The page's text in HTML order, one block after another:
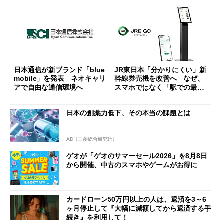
日本通信が新ブランド「blue
mobile」を発表 ネオキャリ
アで自由な通信環境へ
JR東日本「分かりにくい」新
幹線券売機を改善へ なぜ、
スマホではなく「駅での最短
日本の創薬力低下、その本当の課題とは
AD（三菱総合研究所）
ゲオが「ゲオのサマーセール2026」を8月8日
から開催、中古のスマホやゲームがお得に
カードローン50万円以上の人は、返済を3～6
ヶ月停止して『大幅に減額してから返済する手
続き』を利用して！